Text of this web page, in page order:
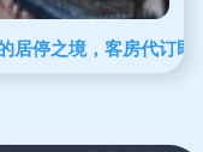
居停之境，客房代订即